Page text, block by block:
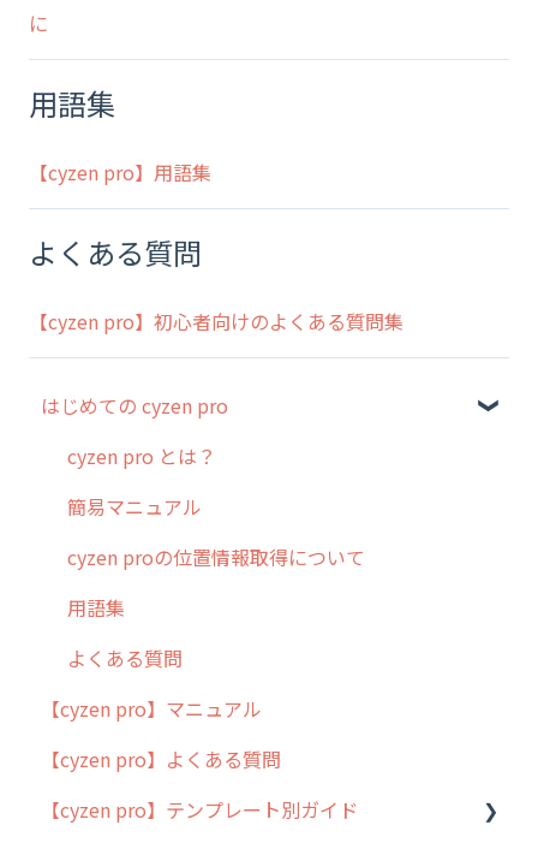
に
用語集
【cyzen pro】用語集
よくある質問
【cyzen pro】初心者向けのよくある質問集
はじめての cyzen pro
cyzen pro とは？
簡易マニュアル
cyzen proの位置情報取得について
用語集
よくある質問
【cyzen pro】マニュアル
【cyzen pro】よくある質問
【cyzen pro】テンプレート別ガイド